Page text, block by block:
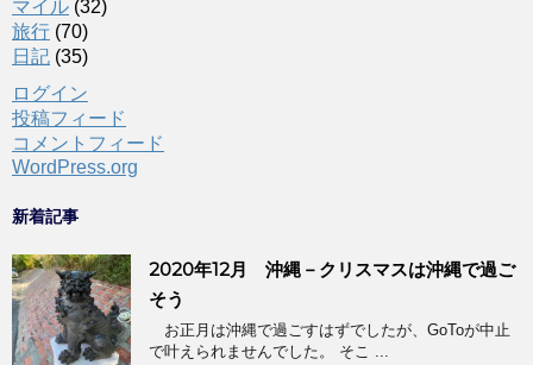
マイル (32)
旅行 (70)
日記 (35)
ログイン
投稿フィード
コメントフィード
WordPress.org
新着記事
2020年12月 沖縄－クリスマスは沖縄で過ご
そう
お正月は沖縄で過ごすはずでしたが、GoToが中止
で叶えられませんでした。 そこ ...